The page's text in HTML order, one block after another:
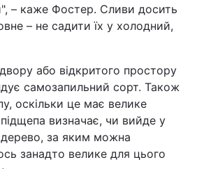
– каже Фостер. Сливи досить
– не садити їх у холодний,
або відкритого простору
самозапильний сорт. Також
оскільки це має велике
визначає, чи вийде у
дерево, за яким можна
занадто велике для цього